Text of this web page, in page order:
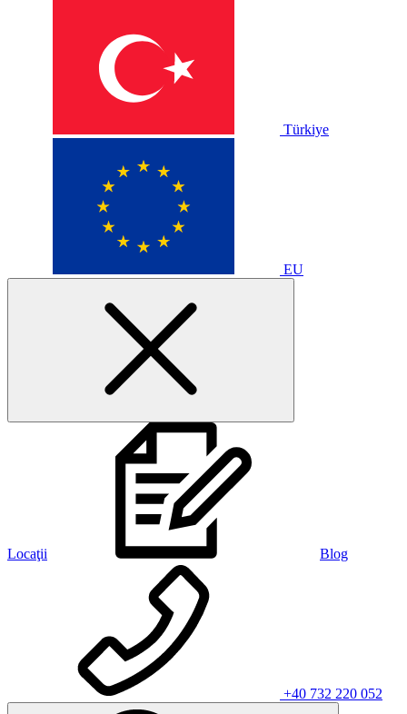
Türkiye
EU
Locaţii Blog
+40 732 220 052